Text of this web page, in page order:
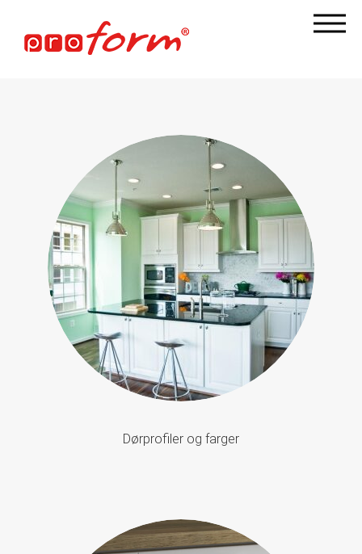
Dørprofiler og farger